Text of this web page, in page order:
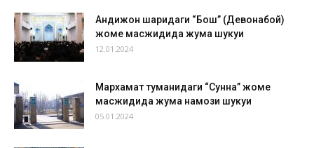
Андижон шаҳридаги “Бош” (Девонабой)
жоме масжидида жума шукуҳи
12.01.2024
Мархамат туманидаги “Сунна” жоме
масжидида жума намози шукуҳи
05.01.2024